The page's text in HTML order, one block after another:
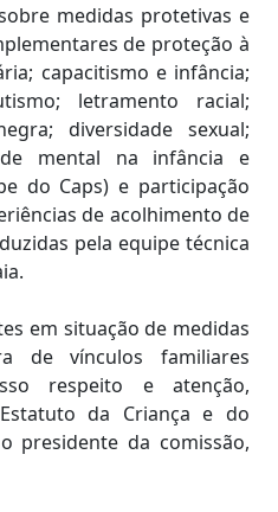
medidas protetivas e
de proteção à
capacitismo e infância;
letramento racial;
diversidade sexual;
mental na infância e
do Caps) e participação
de acolhimento de
pela equipe técnica
em situação de medidas
de vínculos familiares
respeito e atenção,
da Criança e do
presidente da comissão,